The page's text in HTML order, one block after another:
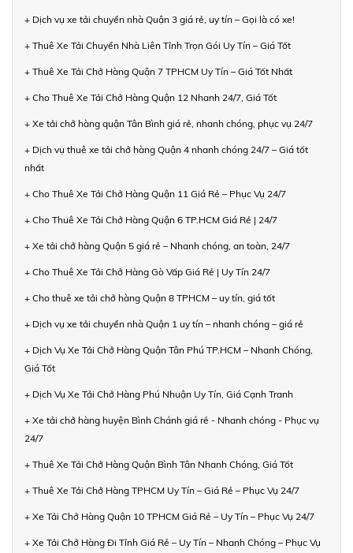
+ Dịch vụ xe tải chuyển nhà Quận 3 giá rẻ, uy tín – Gọi là có xe!
+ Thuê Xe Tải Chuyển Nhà Liên Tỉnh Trọn Gói Uy Tín – Giá Tốt
+ Thuê Xe Tải Chở Hàng Quận 7 TPHCM Uy Tín – Giá Tốt Nhất
+ Cho Thuê Xe Tải Chở Hàng Quận 12 Nhanh 24/7, Giá Tốt
+ Xe tải chở hàng quận Tân Bình giá rẻ, nhanh chóng, phục vụ 24/7
+ Dịch vụ thuê xe tải chở hàng Quận 4 nhanh chóng 24/7 – Giá tốt
nhất
+ Cho Thuê Xe Tải Chở Hàng Quận 11 Giá Rẻ – Phục Vụ 24/7
+ Cho Thuê Xe Tải Chở Hàng Quận 6 TP.HCM Giá Rẻ | 24/7
+ Xe tải chở hàng Quận 5 giá rẻ – Nhanh chóng, an toàn, 24/7
+ Cho Thuê Xe Tải Chở Hàng Gò Vấp Giá Rẻ | Uy Tín 24/7
+ Cho thuê xe tải chở hàng Quận 8 TPHCM – uy tín, giá tốt
+ Dịch vụ xe tải chuyển nhà Quận 1 uy tín – nhanh chóng – giá rẻ
+ Dịch Vụ Xe Tải Chở Hàng Quận Tân Phú TP.HCM – Nhanh Chóng,
Giá Tốt
+ Dịch Vụ Xe Tải Chở Hàng Phú Nhuận Uy Tín, Giá Cạnh Tranh
+ Xe tải chở hàng huyện Bình Chánh giá rẻ - Nhanh chóng - Phục vụ
24/7
+ Thuê Xe Tải Chở Hàng Quận Bình Tân Nhanh Chóng, Giá Tốt
+ Thuê Xe Tải Chở Hàng TPHCM Uy Tín – Giá Rẻ – Phục Vụ 24/7
+ Xe Tải Chở Hàng Quận 10 TPHCM Giá Rẻ – Uy Tín – Phục Vụ 24/7
+ Xe Tải Chở Hàng Đi Tỉnh Giá Rẻ – Uy Tín – Nhanh Chóng – Phục Vụ